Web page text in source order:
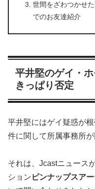
世間をざわつかせ
でのお友達紹介
平井堅のゲイ・
きっぱり否定
平井堅にはゲイ疑惑が
件に関して所属事務所
それは、Jcastニュース
ション ピンナップスア